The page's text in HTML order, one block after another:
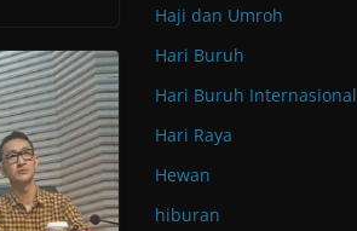
Haji dan Umroh
Hari Buruh
Hari Buruh Internasional
Hari Raya
Hewan
hiburan